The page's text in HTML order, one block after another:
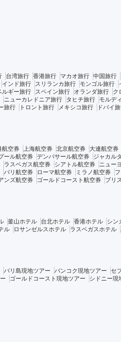
台湾旅行 香港旅行 マカオ旅行 中国旅行
インド旅行
スリランカ旅行 モンゴル旅行
ルギー旅行
スペイン旅行 オランダ旅行 ク
ニューカレドニア旅行
タヒチ旅行 モルデ
旅行
トロント旅行 メキシコ旅行 ドバイ
航空券 上海航空券 北京航空券 大連航空券
ール航空券 デンパサール航空券 ジャカル
ラスベガス航空券
シアトル航空券 ニュー
パリ航空券
ローマ航空券 ミラノ航空券
ンズ航空券
ゴールドコースト航空券 ブリ
釜山ホテル 台北ホテル 香港ホテル シン
ル
ロサンゼルスホテル ラスベガスホテル
バリ島現地ツアー バンコク現地ツアー セ
ゴールドコースト現地ツアー シドニー現